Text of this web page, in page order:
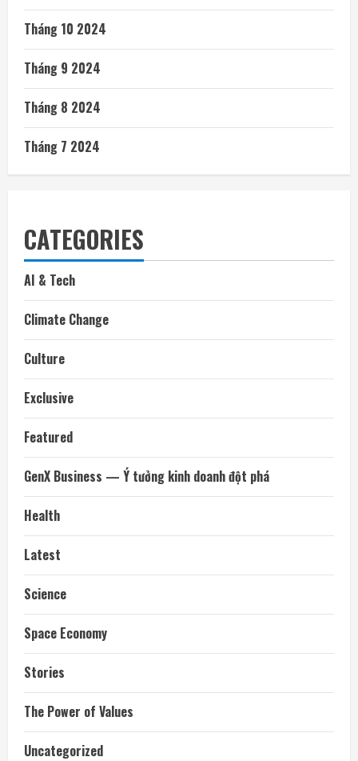
Tháng 10 2024
Tháng 9 2024
Tháng 8 2024
Tháng 7 2024
CATEGORIES
AI & Tech
Climate Change
Culture
Exclusive
Featured
GenX Business — Ý tưởng kinh doanh đột phá
Health
Latest
Science
Space Economy
Stories
The Power of Values
Uncategorized